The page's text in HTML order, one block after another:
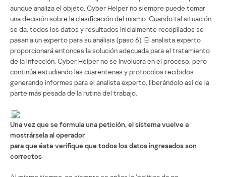
aunque analiza el objeto, Cyber Helper no siempre puede tomar
una decisión sobre la clasificación del mismo. Cuando tal situación
se da, todos los datos y resultados inicialmente recopilados se
pasan a un experto para su análisis (paso 6). El analista experto
proporcionará entonces la solución adecuada para el tratamiento
de la infección. Cyber Helper no se involucra en el proceso, pero
continúa estudiando las cuarentenas y protocolos recibidos
generando informes para el analista experto, liberándolo así de la
parte más pesada de la rutina del trabajo.
Una vez que se formula una petición, el sistema vuelve a
mostrársela al operador
para que éste verifique que todos los datos ingresados son
correctos